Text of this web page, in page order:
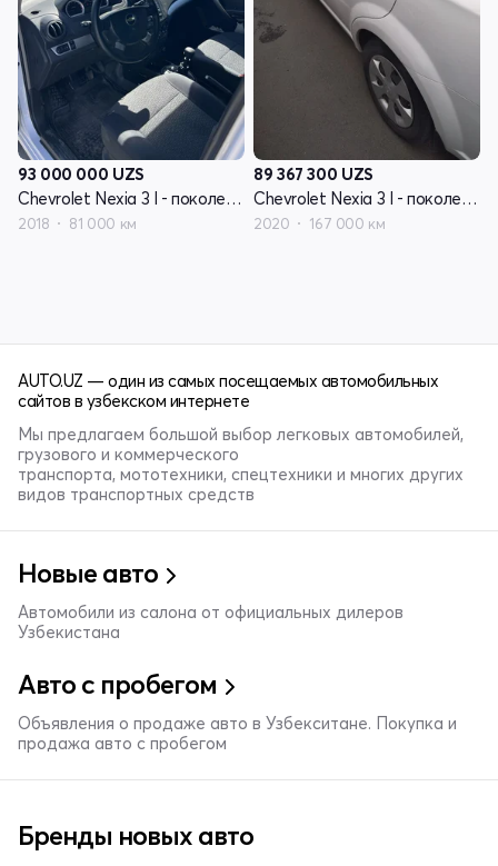
93 000 000 UZS
Chevrolet Nexia 3 I - поколение
2018 81 000 км
89 367 300 UZS
Chevrolet Nexia 3 I - поколение
2020 167 000 км
AUTO.UZ — один из самых посещаемых автомобильных
сайтов в узбекском интернете
Мы предлагаем большой выбор легковых автомобилей,
грузового и коммерческого
транспорта, мототехники, спецтехники и многих других
видов транспортных средств
Новые авто
Автомобили из салона от официальных дилеров
Узбекистана
Авто с пробегом
Объявления о продаже авто в Узбекситане. Покупка и
продажа авто с пробегом
Бренды новых авто